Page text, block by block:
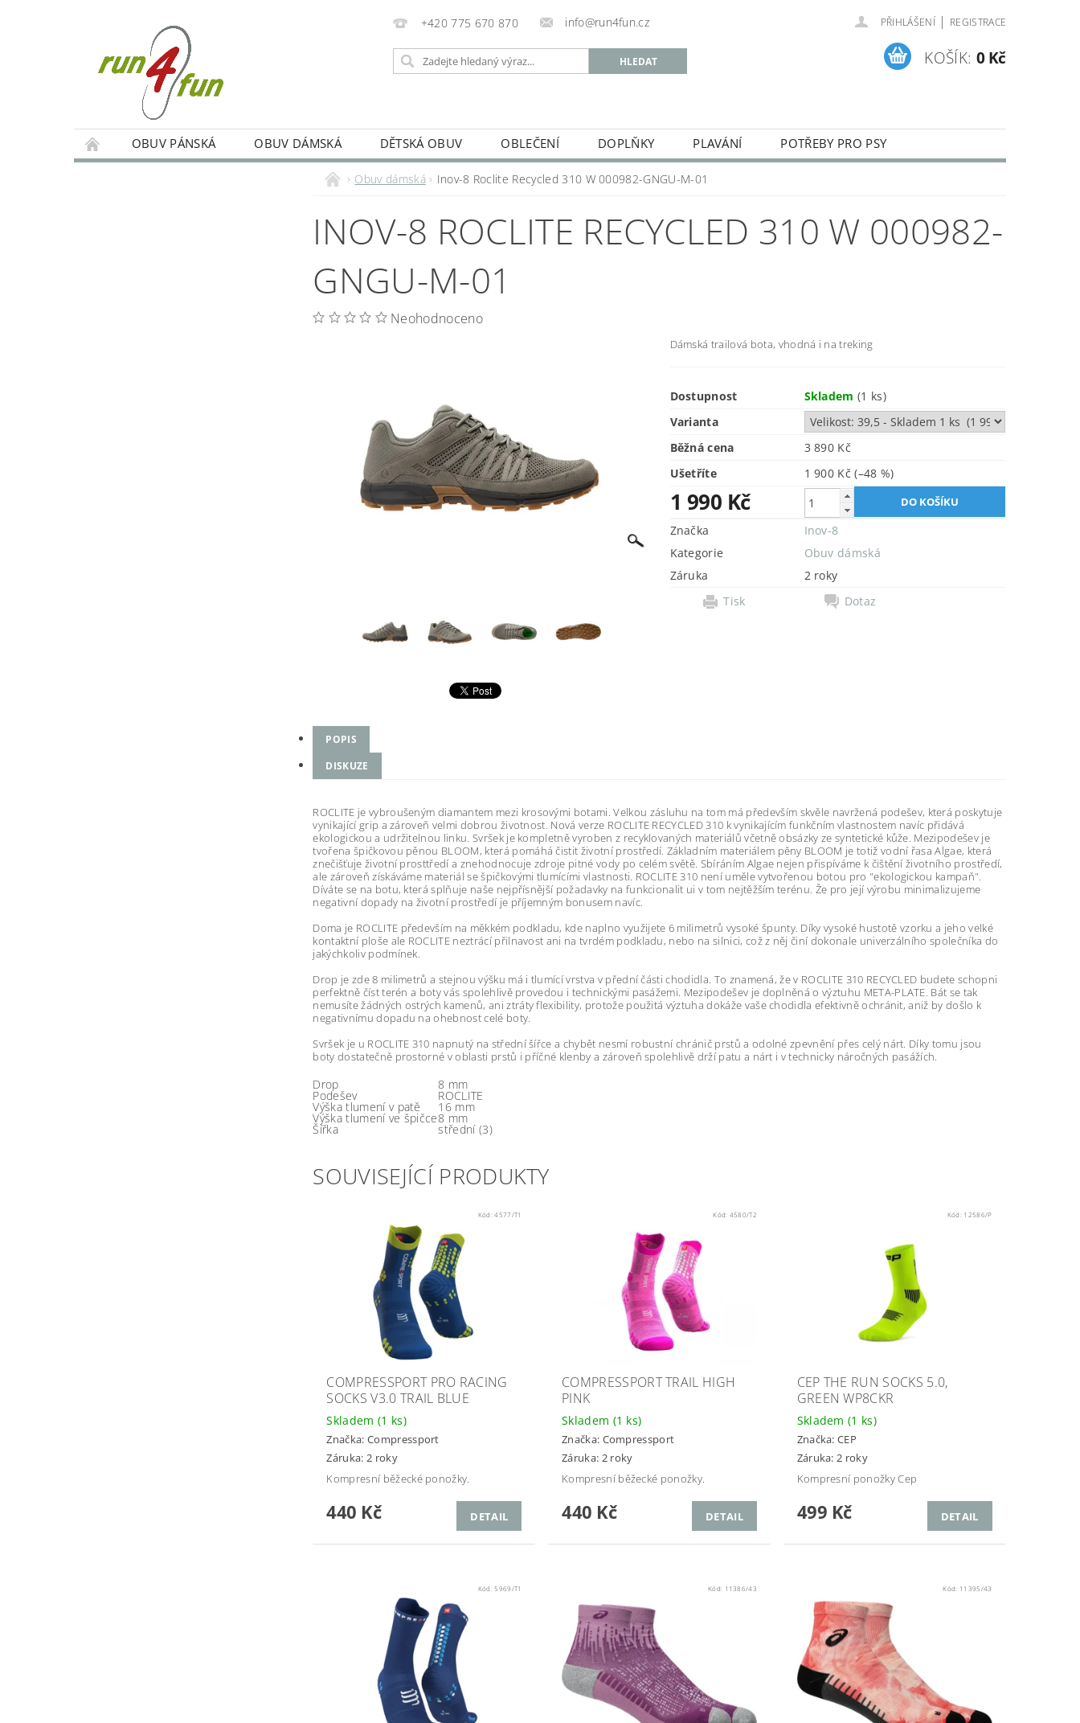
+420 775 670 870 info@run4fun.cz PŘIHLÁŠENÍ | REGISTRACE
KOŠÍK: 0 Kč
OBUV PÁNSKÁ OBUV DÁMSKÁ DĚTSKÁ OBUV OBLEČENÍ DOPLŇKY PLAVÁNÍ
POTŘEBY PRO PSY
KAMENNÁ PRODEJNA OBCHODNÍ PODMÍNKY
VRÁCENÍ A REKLAMACE ZBOŽÍ
Obuv dámská Inov-8 Roclite Recycled 310 W 000982-GNGU-M-01
INOV-8 ROCLITE RECYCLED 310 W 000982-
GNGU-M-01
Neohodnoceno
Dámská trailová bota, vhodná i na treking
Dostupnost Skladem(1 ks)
Varianta
Běžná cena
3 890 Kč
Ušetříte
1 900 Kč(–48 %)
1 990 Kč
Značka
Inov-8
Kategorie
Obuv dámská
Záruka
2 roky
Tisk
Dotaz
POPIS
DISKUZE
ROCLITE je vybroušeným diamantem mezi krosovými botami. Velkou zásluhu na tom má především skvěle navržená podešev, která poskytuje
vynikající grip a zároveň velmi dobrou životnost. Nová verze ROCLITE RECYCLED 310 k vynikajícím funkčním vlastnostem navíc přidává
ekologickou a udržitelnou linku. Svršek je kompletně vyroben z recyklovaných materiálů včetně obsázky ze syntetické kůže. Mezipodešev je
tvořena špičkovou pěnou BLOOM, která pomáhá čistit životní prostředí. Základním materiálem pěny BLOOM je totiž vodní řasa Algae, která
znečišťuje životní prosttředí a znehodnocuje zdroje pitné vody po celém světě. Sbíráním Algae nejen přispíváme k čištění životního prostředí,
ale zároveň získáváme materiál se špičkovými tlumícími vlastnosti. ROCLITE 310 není uměle vytvořenou botou pro "ekologickou kampaň".
Díváte se na botu, která splňuje naše nejpřísnější požadavky na funkcionalit ui v tom nejtěžším terénu. Že pro její výrobu minimalizujeme
negativní dopady na životní prostředí je příjemným bonusem navíc.
Doma je ROCLITE především na měkkém podkladu, kde naplno využijete 6 milimetrů vysoké špunty. Díky vysoké hustotě vzorku a jeho velké
kontaktní ploše ale ROCLITE neztrácí přilnavost ani na tvrdém podkladu, nebo na silnici, což z něj činí dokonale univerzálního společníka do
jakýchkoliv podmínek.
Drop je zde 8 milimetrů a stejnou výšku má i tlumící vrstva v přední části chodidla. To znamená, že v ROCLITE 310 RECYCLED budete schopni
perfektně číst terén a boty vás spolehlivě provedou i technickými pasážemi. Mezipodešev je doplněná o výztuhu META-PLATE. Bát se tak
nemusíte žádných ostrých kamenů, ani ztráty flexibility, protože použitá výztuha dokáže vaše chodidla efektivně ochránit, aniž by došlo k
negativnímu dopadu na ohebnost celé boty.
Svršek je u ROCLITE 310 napnutý na střední šířce a chybět nesmí robustní chránič prstů a odolné zpevnění přes celý nárt. Díky tomu jsou
boty dostatečně prostorné v oblasti prstů i příčné klenby a zároveň spolehlivě drží patu a nárt i v technicky náročných pasážích.
Drop 8 mm
Podešev ROCLITE
Výška tlumení v patě 16 mm
Výška tlumení ve špičce8 mm
Šířka střední (3)
SOUVISEJÍCÍ PRODUKTY
Kód:4577/T1
COMPRESSPORT PRO RACING
SOCKS V3.0 TRAIL BLUE
Skladem (1 ks)
Značka: Compressport
Záruka: 2 roky
Kompresní běžecké ponožky.
440 Kč DETAIL
Kód: 4580/T2
COMPRESSPORT TRAIL HIGH
PINK
Skladem (1 ks)
Značka: Compressport
Záruka: 2 roky
Kompresní běžecké ponožky.
440 Kč DETAIL
Kód: 12586/P
CEP THE RUN SOCKS 5.0,
GREEN WP8CKR
Skladem(1 ks)
Značka:CEP
Záruka: 2 roky
Kompresní ponožky Cep
499 Kč DETAIL
Kód:5969/T1 Kód: 11386/43 Kód: 11395/43